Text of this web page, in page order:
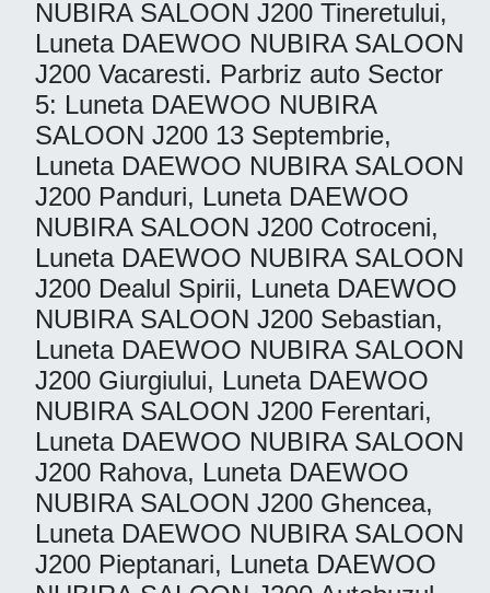
NUBIRA SALOON J200 Tineretului,
Luneta DAEWOO NUBIRA SALOON
J200 Vacaresti. Parbriz auto Sector
5: Luneta DAEWOO NUBIRA
SALOON J200 13 Septembrie,
Luneta DAEWOO NUBIRA SALOON
J200 Panduri, Luneta DAEWOO
NUBIRA SALOON J200 Cotroceni,
Luneta DAEWOO NUBIRA SALOON
J200 Dealul Spirii, Luneta DAEWOO
NUBIRA SALOON J200 Sebastian,
Luneta DAEWOO NUBIRA SALOON
J200 Giurgiului, Luneta DAEWOO
NUBIRA SALOON J200 Ferentari,
Luneta DAEWOO NUBIRA SALOON
J200 Rahova, Luneta DAEWOO
NUBIRA SALOON J200 Ghencea,
Luneta DAEWOO NUBIRA SALOON
J200 Pieptanari, Luneta DAEWOO